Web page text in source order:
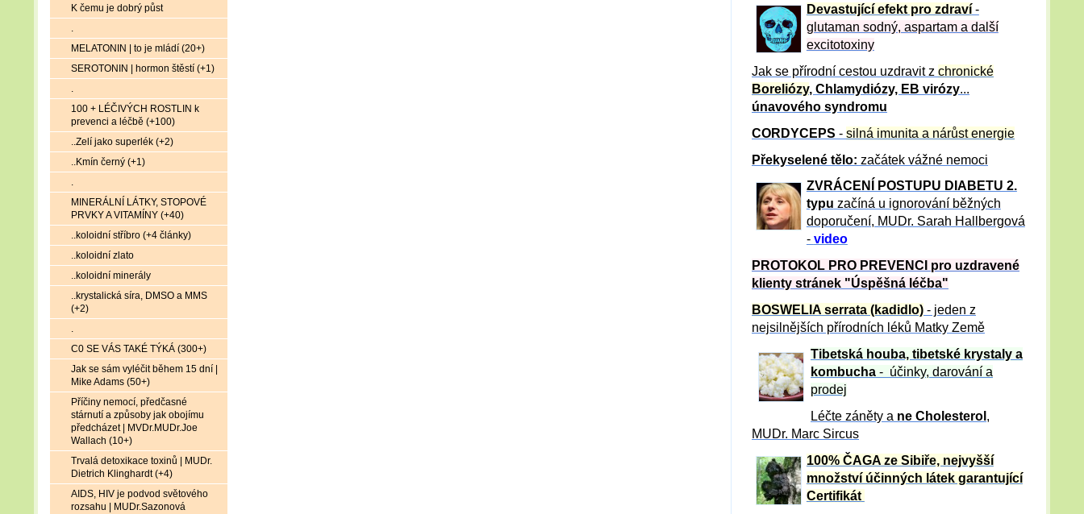
Devastující efekt pro zdraví-
glutaman sodný, aspartam a další
excitotoxiny
Jak se přírodní cestou uzdravit z chronické
Boreliózy, Chlamydiózy, EB virózy...
únavového syndromu
CORDYCEPS - silná imunita a nárůst energie
Překyselené tělo: začátek vážné nemoci
ZVRÁCE NÍ POSTUPU DIABETU 2.
typu začíná u ignorování běžných
doporučení, MUDr. Sarah Hallbergová
- video
PROTOKOL PRO PREVENCI pro uzdravené
klienty stránek "Úspěšná léčba"
BOSWELIA serrata (kadidlo) - jeden z
nejsilnějších přírodních léků Matky Země
Tibetská houba, tibetské krystaly a
kombucha - účinky, darování a
prodej
Léčte záněty a ne Cholesterol ,
MUDr. Marc Sircus
100% ČAGA ze Sibiře, nejvyšší
množství účinných látek garantující
Certifikát
K čemu je dobrý půst
.
MELATONIN | to je mládí (20+)
SEROTONIN | hormon štěstí (+1)
.
100 + LÉČIVÝCH ROSTLIN k
prevenci a léčbě (+100)
..Zelí jako superlék (+2)
..Kmín černý (+1)
.
MINERÁLNÍ LÁTKY, STOPOVÉ
PRVKY A VITAMÍNY (+40)
..koloidní stříbro (+4 články)
..koloidní zlato
..koloidní minerály
..krystalická síra, DMSO a MMS
(+2)
.
C0 SE VÁS TAKÉ TÝKÁ (300+)
Jak se sám vyléčit během 15 dní |
Mike Adams (50+)
Příčiny nemocí, předčasné
stárnutí a způsoby jak obojímu
předcházet | MVDr.MUDr.Joe
Wallach (10+)
Trvalá detoxikace toxinů | MUDr.
Dietrich Klinghardt (+4)
AIDS, HIV je podvod světového
rozsahu | MUDr.Sazonová